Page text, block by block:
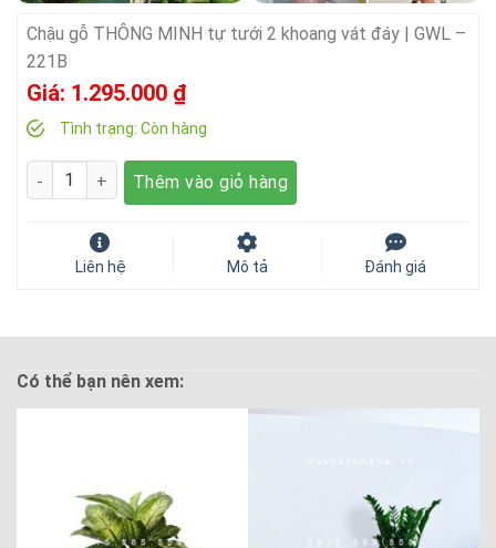
Chậu gỗ THÔNG MINH tự tưới 2 khoang vát đáy | GWL –
221B
Giá: 1.295.000 ₫
Tình trạng: Còn hàng
Số lượng Thêm vào giỏ hàng
Liên hệ Mô tả Đánh giá
Có thể bạn nên xem: